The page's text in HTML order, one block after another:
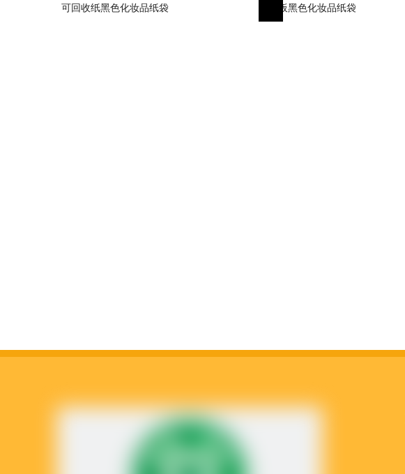
可回收纸黑色化妆品纸袋 纸板黑色化妆品纸袋